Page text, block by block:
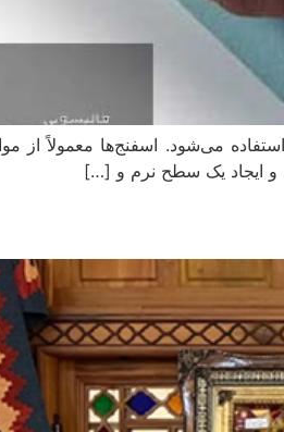
می‌شود. اسفنج‌ها معمولاً از
و ایجاد یک سطح نرم و […]